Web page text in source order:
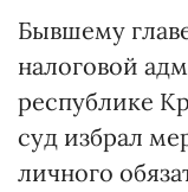
Бывшему
налоговой
республике
суд избрал
личного